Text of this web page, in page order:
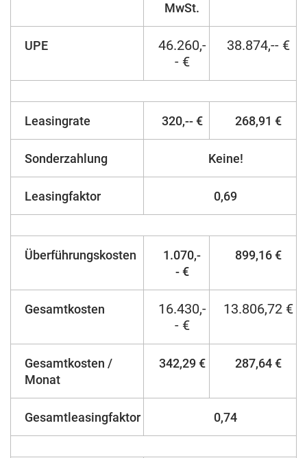
MwSt.
UPE
46.260,-
- €
38.874,-- €
Leasingrate 320,-- € 268,91 €
Sonderzahlung Keine!
Leasingfaktor 0,69
Überführungskosten
1.070,-
- €
899,16 €
Gesamtkosten
16.430,-
- €
13.806,72 €
Gesamtkosten /
Monat
342,29 € 287,64 €
Gesamtleasingfaktor 0,74